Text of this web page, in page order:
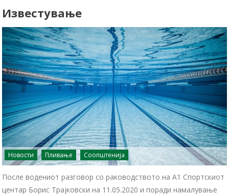
Известување
Новости Пливање Соопштенија
После водениот разговор со раководството на А1 Спортскиот
центар Борис Трајковски на 11.05.2020 и поради намалување